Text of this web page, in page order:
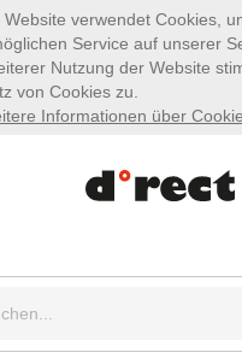
Website verwendet Cookies,
Service auf unserer
Nutzung der Website
von Cookies zu.
Informationen über